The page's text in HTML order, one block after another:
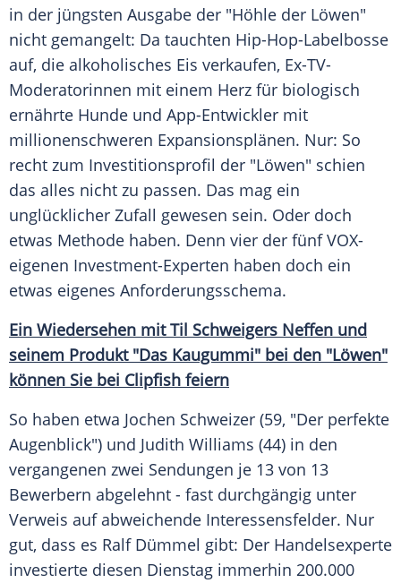
in der jüngsten Ausgabe der "Höhle der Löwen"
nicht gemangelt: Da tauchten Hip-Hop-Labelbosse
auf, die alkoholisches Eis verkaufen, Ex-TV-
Moderatorinnen mit einem Herz für biologisch
ernährte Hunde und App-Entwickler mit
millionenschweren Expansionsplänen. Nur: So
recht zum Investitionsprofil der "Löwen" schien
das alles nicht zu passen. Das mag ein
unglücklicher Zufall gewesen sein. Oder doch
etwas Methode haben. Denn vier der fünf VOX-
eigenen Investment-Experten haben doch ein
etwas eigenes Anforderungsschema.
Ein Wiedersehen mit Til Schweigers Neffen und
seinem Produkt "Das Kaugummi" bei den "Löwen"
können Sie bei Clipfish feiern
So haben etwa Jochen Schweizer (59, "Der perfekte
Augenblick") und Judith Williams (44) in den
vergangenen zwei Sendungen je 13 von 13
Bewerbern abgelehnt - fast durchgängig unter
Verweis auf abweichende Interessensfelder. Nur
gut, dass es Ralf Dümmel gibt: Der Handelsexperte
investierte diesen Dienstag immerhin 200.000